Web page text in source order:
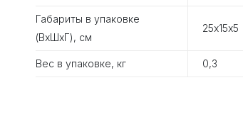
Габариты в упаковке
(ВхШхГ), см
25х15х5
Вес в упаковке, кг 0,3